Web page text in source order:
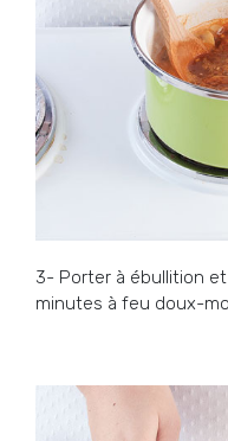
3- Porter à ébullition
minutes à feu doux-